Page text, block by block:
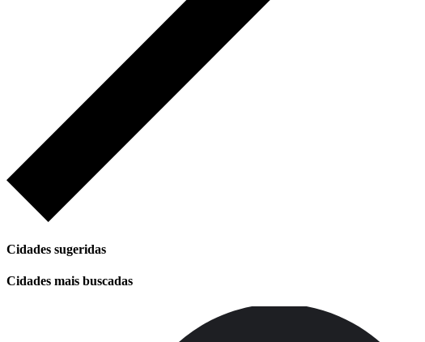
Cidades sugeridas
Cidades mais buscadas